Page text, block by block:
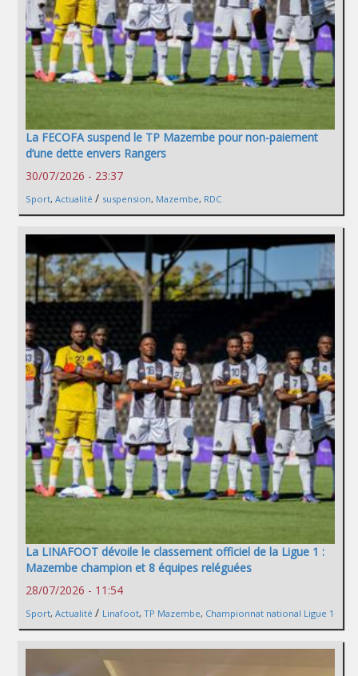
La FECOFA suspend le TP Mazembe pour non-paiement
d’une dette envers Rangers
30/07/2026 - 23:37
Sport, Actualité / suspension, Mazembe, RDC
La LINAFOOT dévoile le classement officiel de la Ligue 1 :
Mazembe champion et 8 équipes reléguées
28/07/2026 - 11:54
Sport, Actualité / Linafoot, TP Mazembe, Championnat national Ligue 1